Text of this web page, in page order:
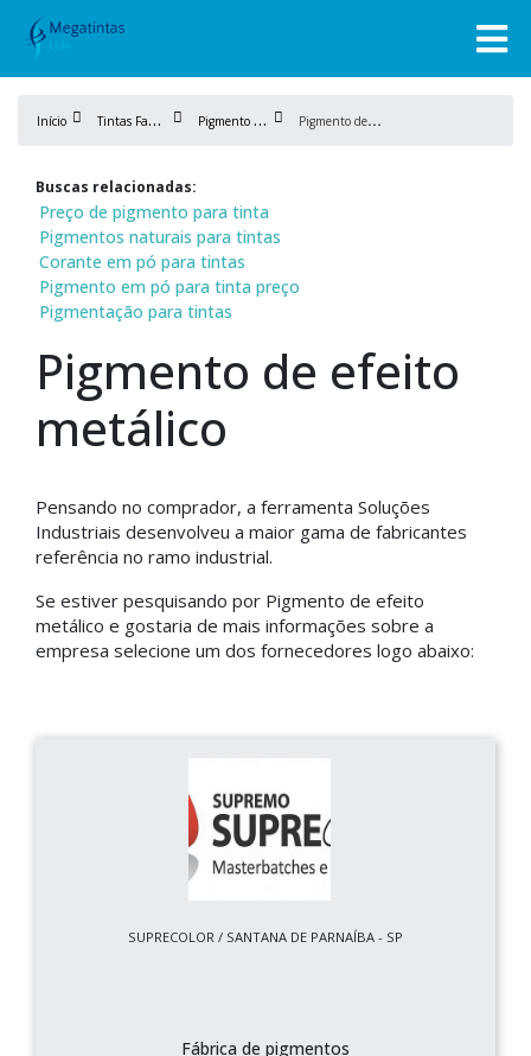
Início T
intas Fabricação P
igmento de tinta P
igmento de efeito metálico
Buscas relacionadas:
Preço de pigmento para tinta
Pigmentos naturais para tintas
Corante em pó para tintas
Pigmento em pó para tinta preço
Pigmentação para tintas
Pigmento de efeito
metálico
Pensando no comprador, a ferramenta Soluções
Industriais desenvolveu a maior gama de fabricantes
referência no ramo industrial.
Se estiver pesquisando por Pigmento de efeito
metálico e gostaria de mais informações sobre a
empresa selecione um dos fornecedores logo abaixo:
SUPRECOLOR / SANTANA DE PARNAÍBA - SP
Fábrica de pigmentos